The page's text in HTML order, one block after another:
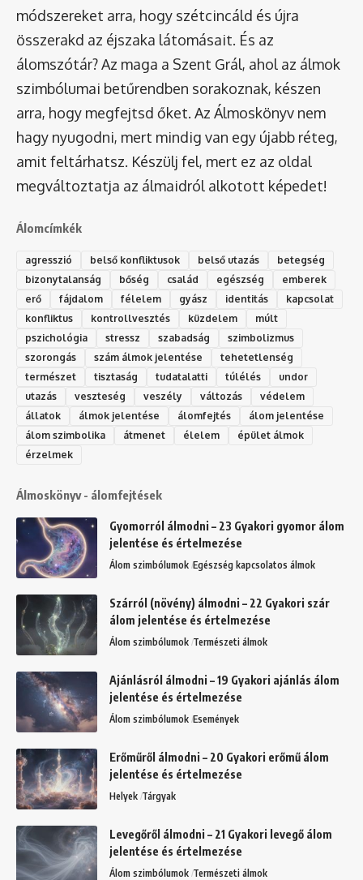
módszereket arra, hogy szétcincáld és újra
összerakd az éjszaka látomásait. És az
álomszótár? Az maga a Szent Grál, ahol az álmok
szimbólumai betűrendben sorakoznak, készen
arra, hogy megfejtsd őket. Az Álmoskönyv nem
hagy nyugodni, mert mindig van egy újabb réteg,
amit feltárhatsz. Készülj fel, mert ez az oldal
megváltoztatja az álmaidról alkotott képedet!
Álomcímkék
agresszió belső konfliktusok belső utazás
betegség
bizonytalanság
bőség család egészség
emberek
erő
fájdalom félelem gyász identitás
kapcsolat
konfliktus
kontrollvesztés küzdelem
múlt
pszichológia
stressz szabadság
szimbolizmus
szorongás
szám álmok jelentése
tehetetlenség
természet
tisztaság tudatalatti túlélés
undor
utazás
veszteség veszély változás
védelem
állatok
álmok jelentése álomfejtés
álom jelentése
álom szimbolika
átmenet élelem
épület álmok
érzelmek
Álmoskönyv - álomfejtések
Gyomorról álmodni – 23 Gyakori gyomor álom
jelentése és értelmezése
Álom szimbólumok Egészség kapcsolatos álmok
Szárról (növény) álmodni – 22 Gyakori szár
álom jelentése és értelmezése
Álom szimbólumok Természeti álmok
Ajánlásról álmodni – 19 Gyakori ajánlás álom
jelentése és értelmezése
Álom szimbólumok Események
Erőműről álmodni – 20 Gyakori erőmű álom
jelentése és értelmezése
Helyek Tárgyak
Levegőről álmodni – 21 Gyakori levegő álom
jelentése és értelmezése
Álom szimbólumok Természeti álmok